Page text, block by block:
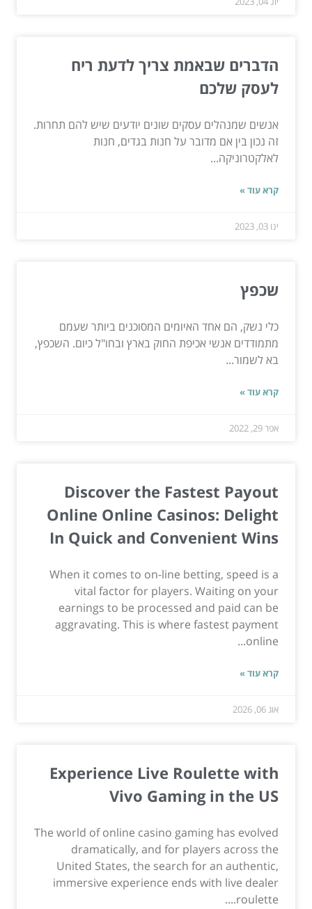
הדברים שבאמת צריך לדעת ריח
לעסק שלכם
אנשים שמנהלים עסקים שונים יודעים שיש להם תחרות.
זה נכון בין אם מדובר על חנות בגדים, חנות
לאלקטרוניקה...
קרא עוד »
ינו 03, 2023
שכפץ
כלי נשק, הם אחד האיומים המסוכנים ביותר שעמם
מתמודדים אנשי אכיפת החוק בארץ ובחו"ל כיום. השכפץ,
בא לשמור...
קרא עוד »
אפר 29, 2022
Discover the Fastest Payout
Online Online Casinos: Delight
In Quick and Convenient Wins
When it comes to on-line betting, speed is a
vital factor for players. Waiting on your
earnings to be processed and paid can be
aggravating. This is where fastest payment
online...
קרא עוד »
אוג 06, 2026
Experience Live Roulette with
Vivo Gaming in the US
The world of online casino gaming has evolved
dramatically, and for players across the
United States, the search for an authentic,
immersive experience ends with live dealer
roulette....